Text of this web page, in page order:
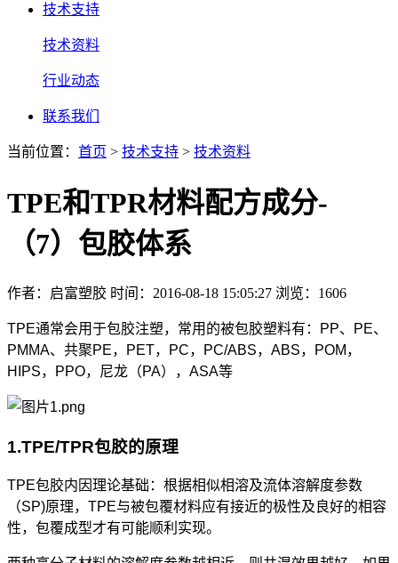
技术支持
技术资料
行业动态
联系我们
当前位置： 首页 > 技术支持 > 技术资料
TPE和TPR材料配方成分-
（7）包胶体系
作者：启富塑胶 时间： 2016-08-18 15:05:27 浏览：1606
TPE通常会用于包胶注塑，常用的被包胶塑料有：PP、PE、
PMMA、共聚PE，PET，PC，PC/ABS，ABS，POM，
HIPS，PPO，尼龙（PA），ASA等
1.TPE/TPR包胶的原理
TPE包胶内因理论基础：根据相似相溶及流体溶解度参数
（SP)原理，TPE与被包覆材料应有接近的极性及良好的相容
性，包覆成型才有可能顺利实现。